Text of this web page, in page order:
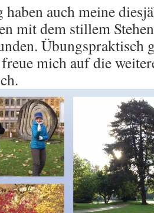
auch meine
mit dem stillem
Übungspraktisch
mich auf die